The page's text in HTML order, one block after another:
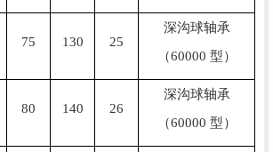
75 130 25
深沟球轴承
（60000 型）
80 140 26
深沟球轴承
（60000 型）